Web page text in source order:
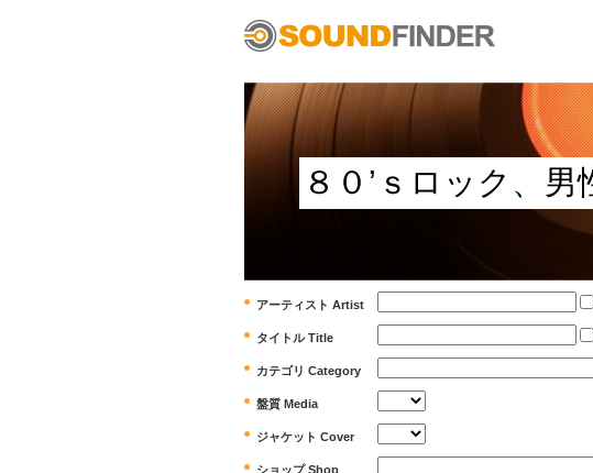
アーティスト Artist
タイトル Title
カテゴリ Category
盤質 Media
ジャケット Cover
ショップ Shop